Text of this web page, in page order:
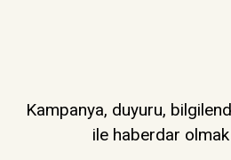
Kampanya, duyuru,
ile haberdar